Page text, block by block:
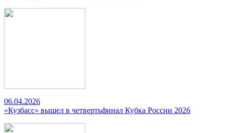
06.04.2026
«Кузбасс» вышел в четвертьфинал Кубка России 2026